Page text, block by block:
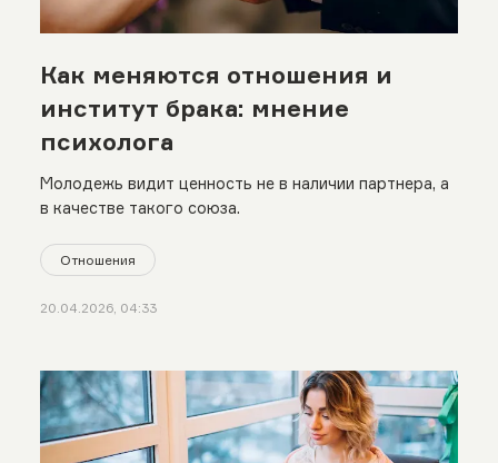
Как меняются отношения и
институт брака: мнение
психолога
Молодежь видит ценность не в наличии партнера, а
в качестве такого союза.
Отношения
20.04.2026, 04:33